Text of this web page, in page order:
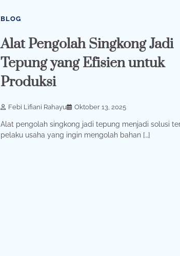
BLOG
Alat Pengolah Singkong Jadi
Tepung yang Efisien untuk
Produksi
Febi Lifiani Rahayu Oktober 13, 2025
Alat pengolah singkong jadi tepung menjadi solusi
pelaku usaha yang ingin mengolah bahan […]